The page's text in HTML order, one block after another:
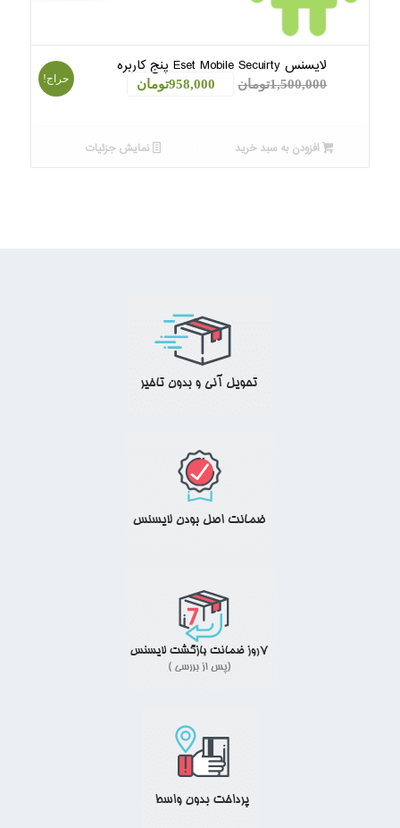
لایسنس Eset Mobile Secuirty پنج کاربره
1,500,000تومان
قیمت958,000تومان حراج!
افزودن به سبد خرید نمایش جزئیات